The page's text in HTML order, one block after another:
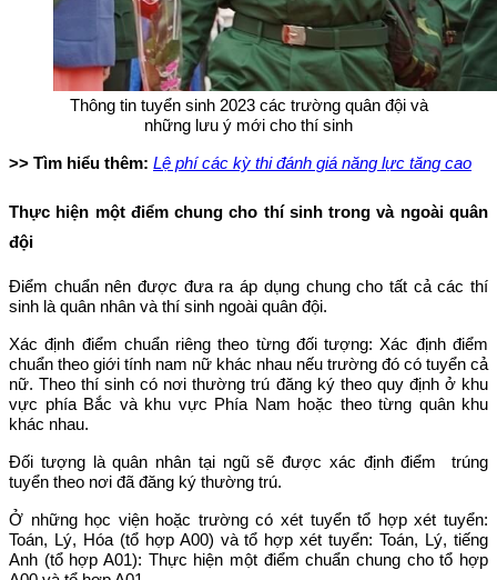
Thông tin tuyển sinh 2023 các trường quân đội và
những lưu ý mới cho thí sinh
>> Tìm hiểu thêm: Lệ phí các kỳ thi đánh giá năng lực tăng cao
Thực hiện một điểm chung cho thí sinh trong và ngoài quân
đội
Điểm chuẩn nên được đưa ra áp dụng chung cho tất cả các thí
sinh là quân nhân và thí sinh ngoài quân đội.
Xác định điểm chuẩn riêng theo từng đối tượng: Xác định điểm
chuẩn theo giới tính nam nữ khác nhau nếu trường đó có tuyển cả
nữ. Theo thí sinh có nơi thường trú đăng ký theo quy định ở khu
vực phía Bắc và khu vực Phía Nam hoặc theo từng quân khu
khác nhau.
Đối tượng là quân nhân tại ngũ sẽ được xác định điểm trúng
tuyển theo nơi đã đăng ký thường trú.
Ở những học viện hoặc trường có xét tuyển tổ hợp xét tuyển:
Toán, Lý, Hóa (tổ hợp A00) và tổ hợp xét tuyển: Toán, Lý, tiếng
Anh (tổ hợp A01): Thực hiện một điểm chuẩn chung cho tổ hợp